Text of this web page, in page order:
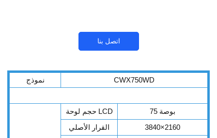
اتصل بنا
نموذج CWX750WD
حجم لوحة LCD
75 بوصة
القرار الأصلي
3840×2160